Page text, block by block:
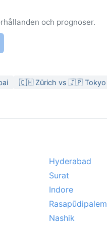
och prognoser.
🇨🇭 Zürich vs 🇯🇵 Tokyo
Hyderabad
Surat
Indore
Rasapūdipalem
Nashik